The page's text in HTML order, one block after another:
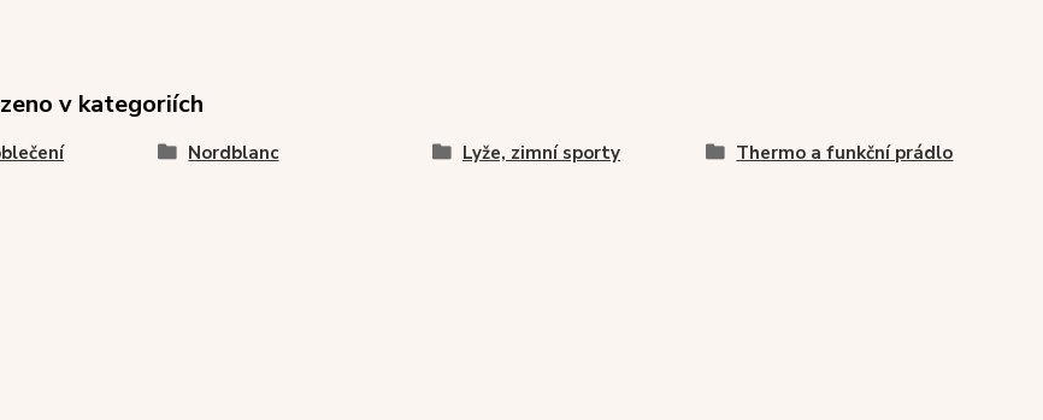
v kategoriích
Nordblanc Lyže, zimní sporty
Thermo a funkční prádlo